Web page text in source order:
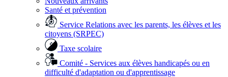
Santé et prévention
Service Relations avec les parents, les élèves et les
citoyens (SRPEC)
Taxe scolaire
Comité - Services aux élèves handicapés ou en
difficulté d'adaptation ou d'apprentissage